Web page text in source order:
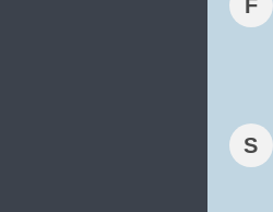
F
S